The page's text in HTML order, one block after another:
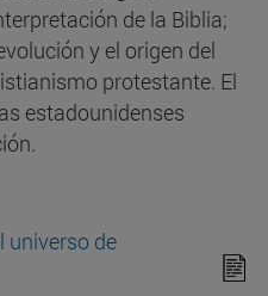
de la Biblia;
y el origen del
protestante. El
estadounidenses
universo de